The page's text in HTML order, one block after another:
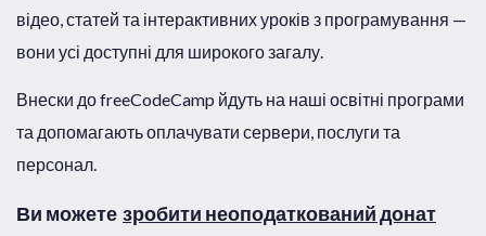
відео, статей та інтерактивних уроків з програмування —
вони усі доступні для широкого загалу.
Внески до freeCodeCamp йдуть на наші освітні програми
та допомагають оплачувати сервери, послуги та
персонал.
Ви можете зробити неоподаткований донат